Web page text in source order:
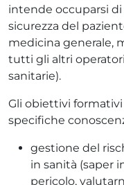
intende occuparsi
sicurezza del
medicina generale,
tutti gli altri
sanitarie).
Gli obiettivi
specifiche
gestione del
in sanità (saper
pericolo,